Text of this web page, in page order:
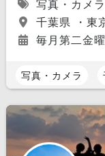
写真・カメ
千葉県 ・東
毎月第二金
写真・カメラ